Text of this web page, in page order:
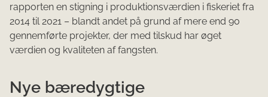
rapporten en stigning i produktionsværdien i fiskeriet fra
2014 til 2021 – blandt andet på grund af mere end 90
gennemførte projekter, der med tilskud har øget
værdien og kvaliteten af fangsten.
Nye bæredygtige